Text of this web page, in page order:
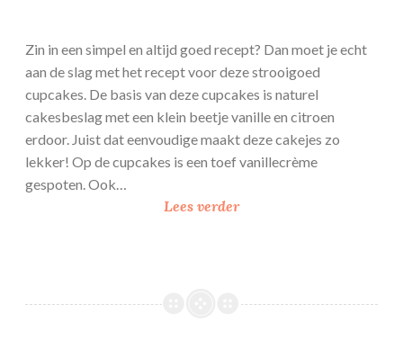
Zin in een simpel en altijd goed recept? Dan moet je echt
aan de slag met het recept voor deze strooigoed
cupcakes. De basis van deze cupcakes is naturel
cakesbeslag met een klein beetje vanille en citroen
erdoor. Juist dat eenvoudige maakt deze cakejes zo
lekker! Op de cupcakes is een toef vanillecrème
gespoten. Ook…
Lees verderS